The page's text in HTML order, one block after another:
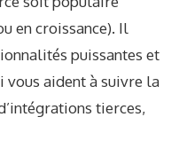
en croissance). Il
puissantes et
aident à suivre la
tierces,